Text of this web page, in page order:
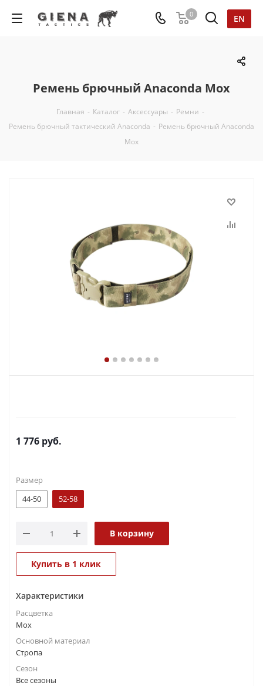
EN
0
Ремень брючный Anaconda Мох
Главная - Каталог - Аксессуары - Ремни -
Ремень брючный тактический Anaconda - Ремень брючный Anaconda
Мох
1 776 руб.
Размер
44-50
52-58
В корзину
Купить в 1 клик
Характеристики
Расцветка
Мох
Основной материал
Стропа
Сезон
Все сезоны